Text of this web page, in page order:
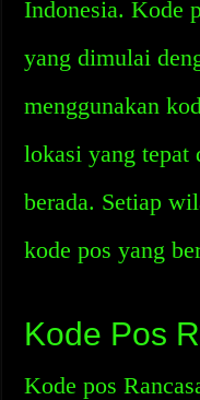
Indonesia. Kode
yang dimulai
menggunakan
lokasi yang tepat
berada. Setiap
kode pos yang
Kode Pos
Kode pos